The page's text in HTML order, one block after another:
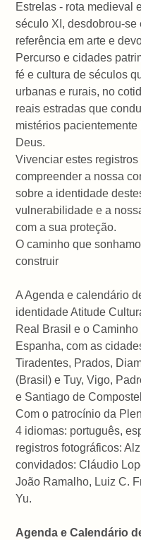
Estrelas - rota medieval
século XI, desdobrou-
referência em arte e
Percurso e cidades
fé e cultura de séculos
urbanas e rurais, no
reais estradas que
mistérios
Deus.
Vivenciar estes
compreender a nossa
sobre a identidade
vulnerabilidade e a
com a sua proteção.
O caminho que
construir
A Agenda e calendário
identidade Atitude
Real Brasil e o
Espanha, com as
Tiradentes, Prados,
(Brasil) e Tuy, Vigo,
e Santiago de
Com o patrocínio da
4 idiomas: português,
registros fotográficos:
convidados: Cláudio
João Ramalho, Luiz C.
Yu.
Agenda e Calendário